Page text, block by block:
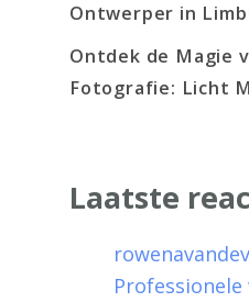
Ontwerper in
Ontdek de Magie
Fotografie: Licht
Laatste